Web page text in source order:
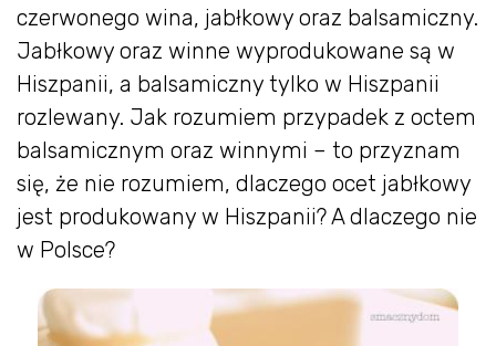
czerwonego wina, jabłkowy oraz balsamiczny.
Jabłkowy oraz winne wyprodukowane są w
Hiszpanii, a balsamiczny tylko w Hiszpanii
rozlewany. Jak rozumiem przypadek z octem
balsamicznym oraz winnymi – to przyznam
się, że nie rozumiem, dlaczego ocet jabłkowy
jest produkowany w Hiszpanii? A dlaczego nie
w Polsce?